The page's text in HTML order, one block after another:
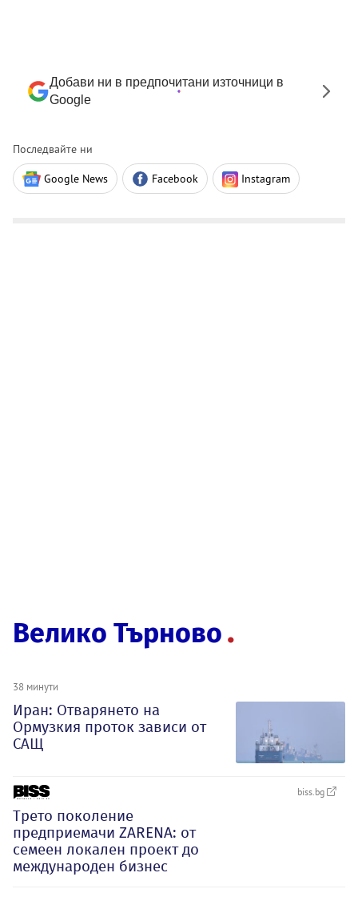
Добави ни в предпочитани източници в
Google
Последвайте ни
Google News Facebook Instagram
Велико Търново
38 минути
Иран: Отварянето на
Ормузкия проток зависи от
САЩ
biss.bg
Трето поколение
предприемачи ZARENA: от
семеен локален проект до
международен бизнес